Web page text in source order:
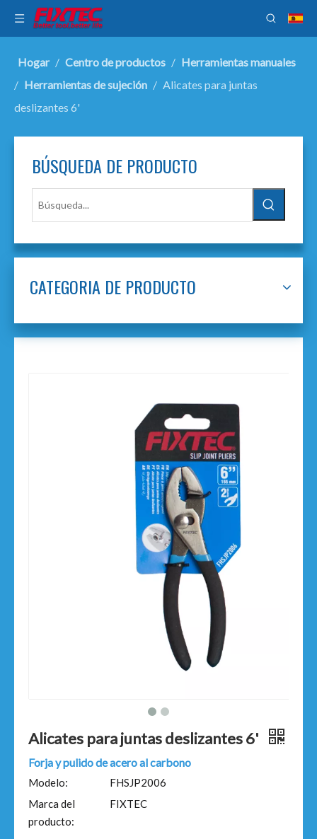
Hogar / Centro de productos / Herramientas manuales
/ Herramientas de sujeción / Alicates para juntas
deslizantes 6'
BÚSQUEDA DE PRODUCTO
CATEGORIA DE PRODUCTO
Alicates para juntas deslizantes 6'
Forja y pulido de acero al carbono
Modelo:
FHSJP2006
Marca del
producto:
FIXTEC